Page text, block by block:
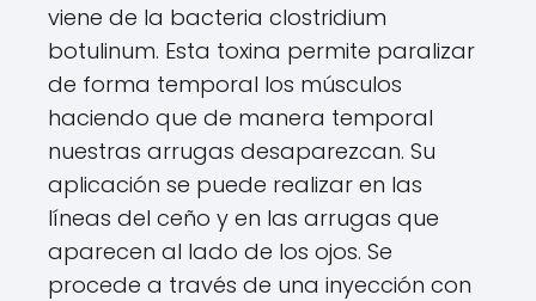
viene de la bacteria clostridium
botulinum. Esta toxina permite paralizar
de forma temporal los músculos
haciendo que de manera temporal
nuestras arrugas desaparezcan. Su
aplicación se puede realizar en las
líneas del ceño y en las arrugas que
aparecen al lado de los ojos. Se
procede a través de una inyección con